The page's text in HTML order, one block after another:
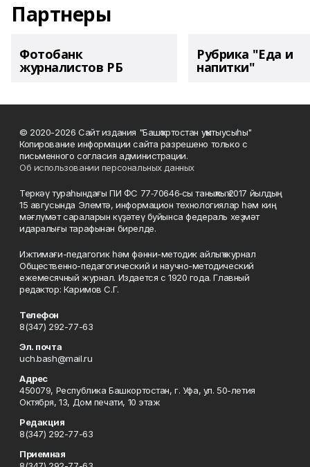
Партнеры
Фотобанк
журналистов РБ
Рубрика "Еда и
напитки"
© 2020-2026 Сайт издания "Башҡортостан уҡытыусыһы"
Копирование информации сайта разрешено только с
письменного согласия администрации.
Об использовании персональных данных
Теркәү тураһындағы ПИ ФС 77‑70646‑сы таныҡлыҡ 2017 йылдың
15 авгусында Элемтә, информацион технологиялар һәм киң
мәғлүмәт сараларын күҙәтеү буйынса федераль хеҙмәт
идаралығы тарафынан бирелде.
Ижтимағи-педагогик һәм фәнни-методик айлыҡ журнал
Общественно-педагогический и научно-методический
ежемесячный журнал. Издается с 1920 года. Главный
редактор: Каримов С.Г.
Телефон
8(347) 292-77-63
Эл. почта
uch.bash@mail.ru
Адрес
450079, Республика Башкортостан, г. Уфа, ул. 50-летия
Октября, 13, Дом печати, 10 этаж
Редакция
8(347) 292-77-63
Приемная